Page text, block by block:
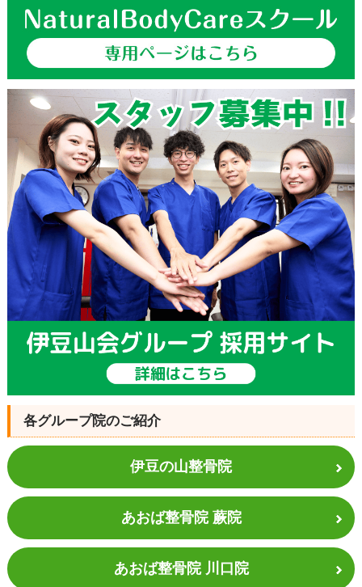
各グループ院のご紹介
伊豆の山整骨院
あおば整骨院 蕨院
あおば整骨院 川口院